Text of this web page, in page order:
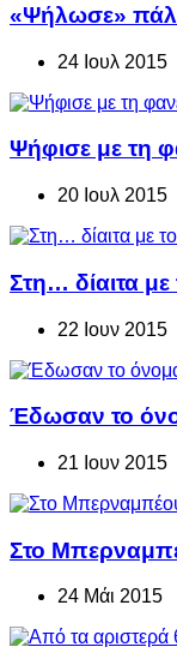
«Ψήλωσε»
24 Ιουλ 2015
Ψήφισε με τη
20 Ιουλ 2015
Στη… δίαιτα
22 Ιουν 2015
Έδωσαν το
21 Ιουν 2015
Στο
24 Μάι 2015